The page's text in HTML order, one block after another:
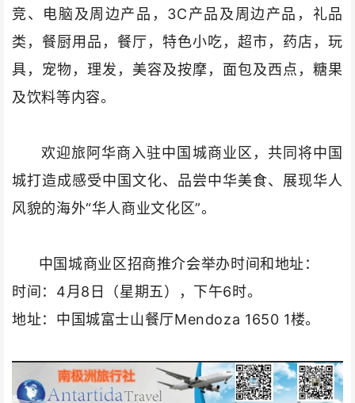
竞、电脑及周边产品，3C产品及周边产品，礼品
类，餐厨用品，餐厅，特色小吃，超市，药店，玩
具，宠物，理发，美容及按摩，面包及西点，糖果
及饮料等内容。
欢迎旅阿华商入驻中国城商业区，共同将中国
城打造成感受中国文化、品尝中华美食、展现华人
风貌的海外“华人商业文化区”。
中国城商业区招商推介会举办时间和地址：
时间： 4月8日（星期五），下午6时。
地址：中国城富士山餐厅Mendoza 1650 1楼。